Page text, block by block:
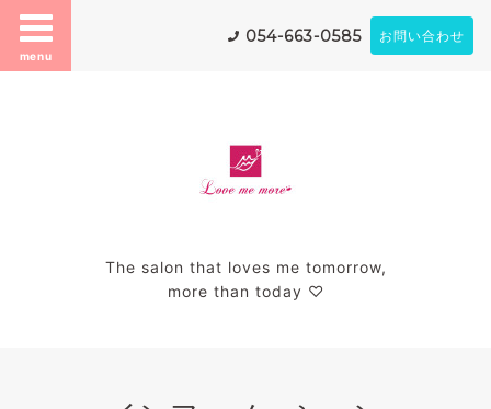
menu
054-663-0585 お問い合わせ
The salon that loves me tomorrow,
more than today ♡